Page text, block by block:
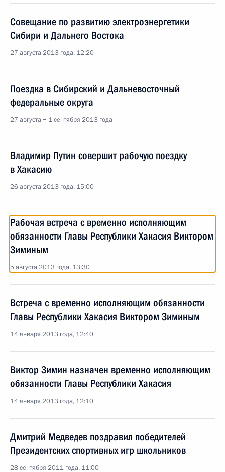
Совещание по развитию электроэнергетики
Сибири и Дальнего Востока
27 августа 2013 года, 12:20
Поездка в Сибирский и Дальневосточный
федеральные округа
27 августа − 1 сентября 2013 года
Владимир Путин совершит рабочую поездку
в Хакасию
26 августа 2013 года, 15:00
Рабочая встреча с временно исполняющим
обязанности Главы Республики Хакасия Виктором
Зиминым
5 августа 2013 года, 13:30
Встреча с временно исполняющим обязанности
Главы Республики Хакасия Виктором Зиминым
14 января 2013 года, 12:40
Виктор Зимин назначен временно исполняющим
обязанности Главы Республики Хакасия
14 января 2013 года, 12:10
Дмитрий Медведев поздравил победителей
Президентских спортивных игр школьников
28 сентября 2011 года, 11:00